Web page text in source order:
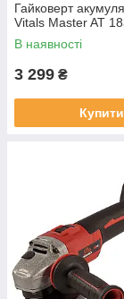
Гайковерт
Vitals Master AT
В наявності
3 299 ₴
Купити